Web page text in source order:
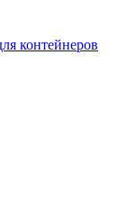
контейнеров